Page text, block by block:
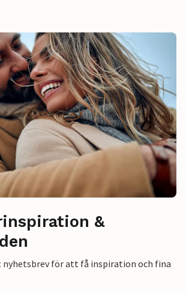
&
för att få inspiration och fina